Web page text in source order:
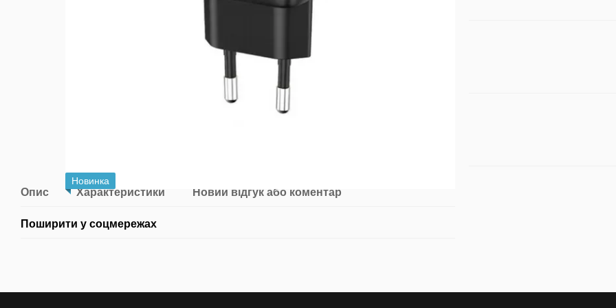
Новинка
Опис Характеристики Новий відгук або коментар
Поширити у соцмережах